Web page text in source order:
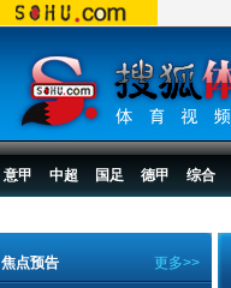
意甲 中超 国足 德甲 综合
更多>>
焦点预告